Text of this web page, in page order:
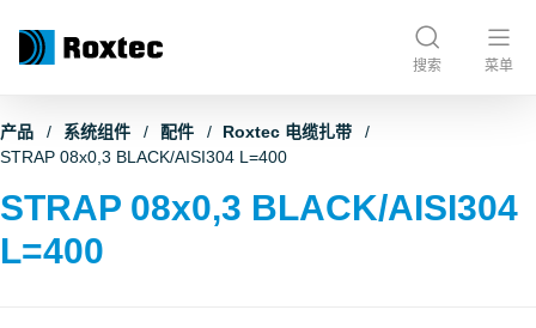
搜索 菜单
产品 系统组件 配件
Roxtec 电缆扎带
STRAP 08x0,3 BLACK/AISI304 L=400
STRAP 08x0,3 BLACK/AISI304
L=400